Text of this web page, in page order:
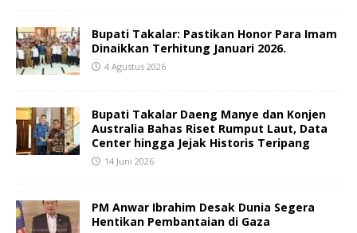
Bupati Takalar: Pastikan Honor Para Imam
Dinaikkan Terhitung Januari 2026.
4 Agustus 2026
Bupati Takalar Daeng Manye dan Konjen
Australia Bahas Riset Rumput Laut, Data
Center hingga Jejak Historis Teripang
14 Juni 2026
PM Anwar Ibrahim Desak Dunia Segera
Hentikan Pembantaian di Gaza